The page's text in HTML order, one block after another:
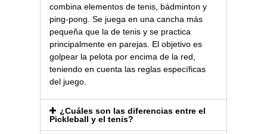
combina elementos de tenis, bádminton y
ping-pong. Se juega en una cancha más
pequeña que la de tenis y se practica
principalmente en parejas. El objetivo es
golpear la pelota por encima de la red,
teniendo en cuenta las reglas específicas
del juego.
¿Cuáles son las diferencias entre el
Pickleball y el tenis?